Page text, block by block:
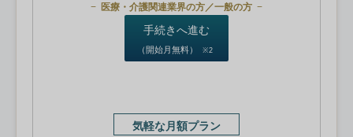
医療・介護関連業界の方／一般の方
手続きへ進む
（開始月無料） ※2
気軽な月額プラン